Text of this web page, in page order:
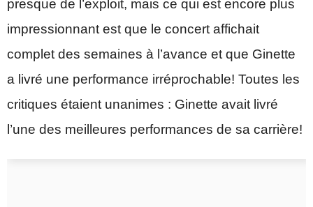
presque de l’exploit, mais ce qui est encore plus
impressionnant est que le concert affichait
complet des semaines à l’avance et que Ginette
a livré une performance irréprochable! Toutes les
critiques étaient unanimes : Ginette avait livré
l’une des meilleures performances de sa carrière!